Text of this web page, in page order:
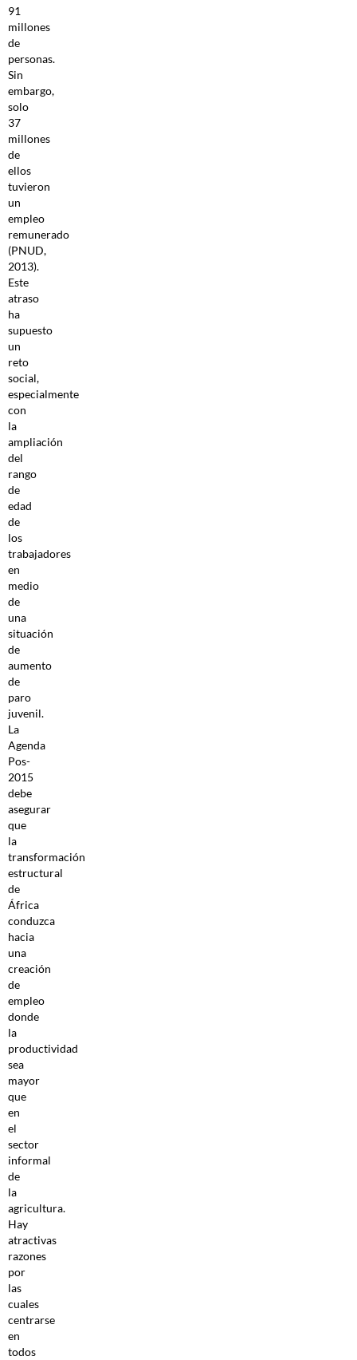
91
millones
de
personas.
Sin
embargo,
solo
37
millones
de
ellos
tuvieron
un
empleo
remunerado
(PNUD,
2013).
Este
atraso
ha
supuesto
un
reto
social,
especialmente
con
la
ampliación
del
rango
de
edad
de
los
trabajadores
en
medio
de
una
situación
de
aumento
de
paro
juvenil.
La
Agenda
Pos-
2015
debe
asegurar
que
la
transformación
estructural
de
África
conduzca
hacia
una
creación
de
empleo
donde
la
productividad
sea
mayor
que
en
el
sector
informal
de
la
agricultura.
Hay
atractivas
razones
por
las
cuales
centrarse
en
todos